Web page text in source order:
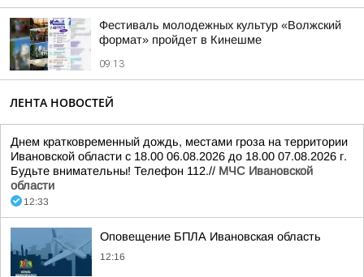
Фестиваль молодежных культур «Волжский
формат» пройдет в Кинешме
09:13
ЛЕНТА НОВОСТЕЙ
Днем кратковременный дождь, местами гроза на территории
Ивановской области с 18.00 06.08.2026 до 18.00 07.08.2026 г.
Будьте внимательны! Телефон 112.// МЧС Ивановской
области
12:33
Оповещение БПЛА Ивановская область
12:16